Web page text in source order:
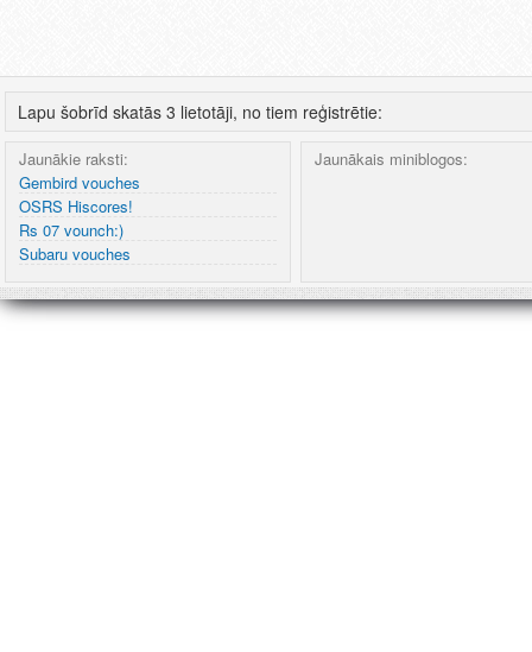
Lapu šobrīd skatās 3 lietotāji, no tiem reģistrētie:
Jaunākie raksti:
Gembird vouches
OSRS Hiscores!
Rs 07 vounch:)
Subaru vouches
Jaunākais miniblogos: